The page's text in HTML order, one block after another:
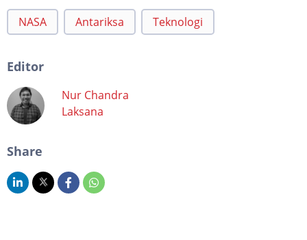
NASA Antariksa Teknologi
Editor
Nur Chandra
Laksana
Share